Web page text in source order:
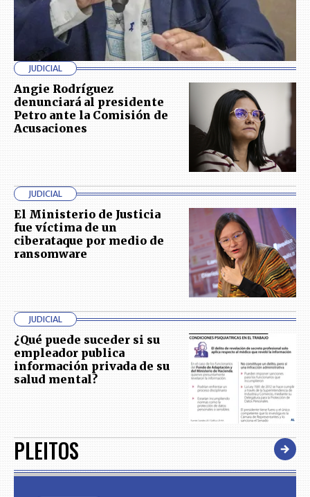
JUDICIAL
Angie Rodríguez
denunciará al presidente
Petro ante la Comisión de
Acusaciones
JUDICIAL
El Ministerio de Justicia
fue víctima de un
ciberataque por medio de
ransomware
JUDICIAL
¿Qué puede suceder si su
empleador publica
información privada de su
salud mental?
PLEITOS